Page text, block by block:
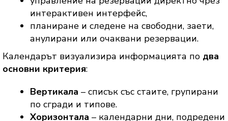
интерактивен интерфейс,
планиране и следене на свободни, заети,
анулирани или очаквани резервации.
Календарът визуализира информацията по два
основни критерия:
Вертикала – списък със стаите, групирани
по сгради и типове.
Хоризонтала – календарни дни, подредени